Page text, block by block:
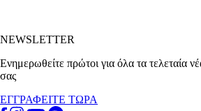
NEWSLETTER
Ενημερωθείτε πρώτοι για όλα τα τελεταία
σας
ΕΓΓΡΑΦΕΙΤΕ ΤΩΡΑ